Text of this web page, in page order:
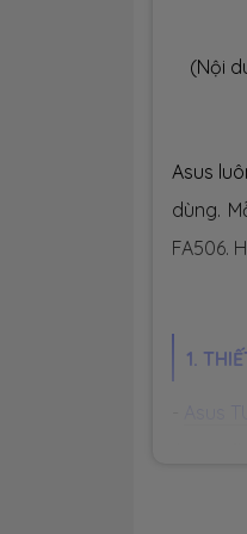
(Nội
Asus
dùng.
FA506.
1.